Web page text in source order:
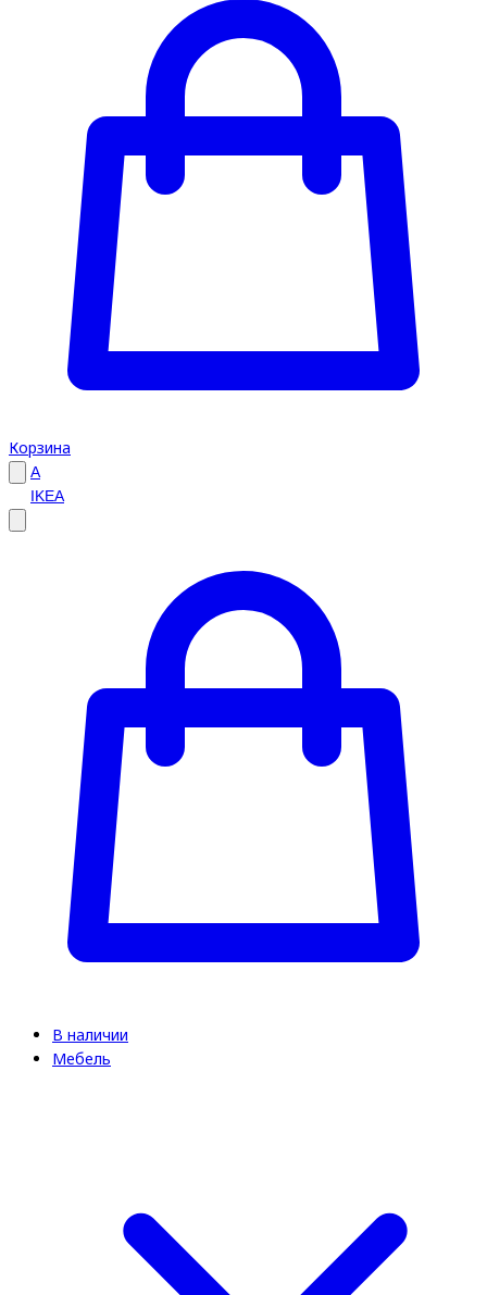
Корзина
A
IKEA
В наличии
Мебель